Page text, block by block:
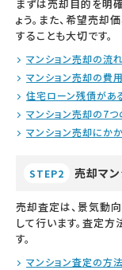
まずは売却目的を明
ょう。また、希望売
することも大切です。
マンション売却の流
マンション売却の費
住宅ローン残債があ
マンション売却の7
マンション売却にか
STEP2 売却マ
売却査定は、景気動
して行います。査定方
す。
マンション査定の方